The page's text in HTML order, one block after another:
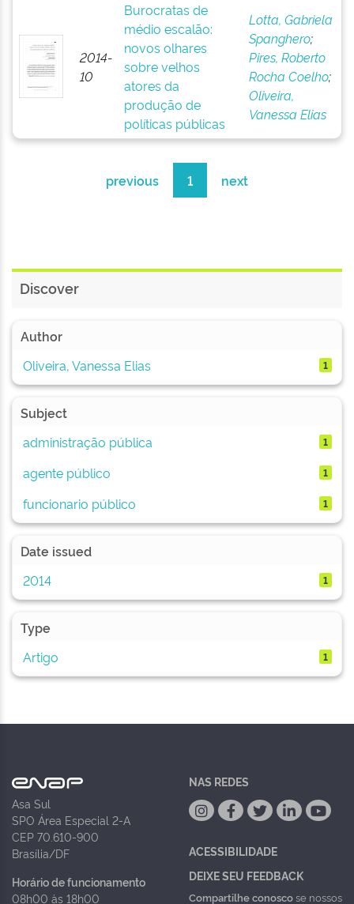
2014-
10
Burocratas de
médio escalão:
novos olhares
sobre velhos
atores da
produção de
políticas públicas
Lotta, Gabriela
Spanghero;
Pires, Roberto
Rocha Coelho;
Oliveira,
Vanessa Elias
previous 1 next
Discover
Author
Oliveira, Vanessa Elias
1
Subject
administração pública
1
agente público 1
funcionario público 1
Date issued
2014
1
Type
Artigo
1
Asa Sul
SPO Área Especial 2-A
CEP 70.610-900
Brasília/DF
Horário de funcionamento
08h00 às 18h00
NAS REDES
ACESSIBILIDADE
DEIXE SEU FEEDBACK
Compartilhe conoscose nossos